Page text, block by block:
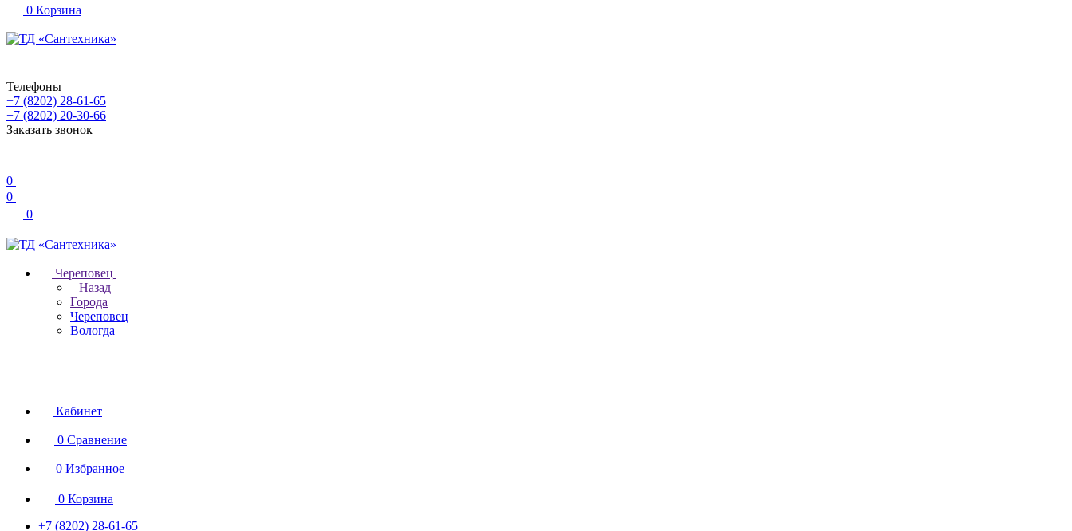
0 Корзина
Телефоны
+7 (8202) 28‑61-65
+7 (8202) 20‑30-66
Заказать звонок
0
0
0
Череповец
Назад
Города
Череповец
Вологда
Кабинет
0 Сравнение
0 Избранное
0 Корзина
+7 (8202) 28‑61-65